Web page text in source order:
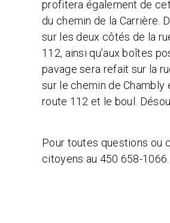
profitera également de
du chemin de la Carrière.
sur les deux côtés de la
112, ainsi qu’aux boîtes
pavage sera refait sur la
sur le chemin de
route 112 et le boul.
Pour toutes questions ou
citoyens au 450 658-1066.